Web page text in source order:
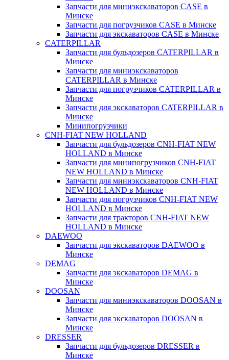
Запчасти для миниэкскаваторов CASE в
Минске
Запчасти для погрузчиков CASE в Минске
Запчасти для экскаваторов CASE в Минске
CATERPILLAR
Запчасти для бульдозеров CATERPILLAR в
Минске
Запчасти для миниэкскаваторов
CATERPILLAR в Минске
Запчасти для погрузчиков CATERPILLAR в
Минске
Запчасти для экскаваторов CATERPILLAR в
Минскe
Минипогрузчики
CNH-FIAT NEW HOLLAND
Запчасти для бульдозеров CNH-FIAT NEW
HOLLAND в Минске
Запчасти для минипогрузчиков CNH-FIAT
NEW HOLLAND в Минске
Запчасти для миниэкскаваторов CNH-FIAT
NEW HOLLAND в Минске
Запчасти для погрузчиков CNH-FIAT NEW
HOLLAND в Минске
Запчасти для тракторов CNH-FIAT NEW
HOLLAND в Минске
DAEWOO
Запчасти для экскаваторов DAEWOO в
Минске
DEMAG
Запчасти для экскаваторов DEMAG в
Минске
DOOSAN
Запчасти для миниэкскаваторов DOOSAN в
Минске
Запчасти для экскаваторов DOOSAN в
Минске
DRESSER
Запчасти для бульдозеров DRESSER в
Минске